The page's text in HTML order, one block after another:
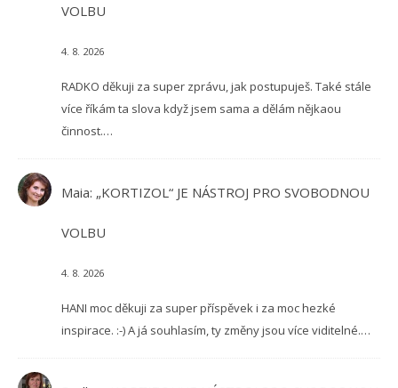
VOLBU
4. 8. 2026
RADKO děkuji za super zprávu, jak postupuješ. Také stále
více říkám ta slova když jsem sama a dělám nějkaou
činnost.…
Maia: „KORTIZOL“ JE NÁSTROJ PRO SVOBODNOU
VOLBU
4. 8. 2026
HANI moc děkuji za super příspěvek i za moc hezké
inspirace. :-) A já souhlasím, ty změny jsou více viditelné.…